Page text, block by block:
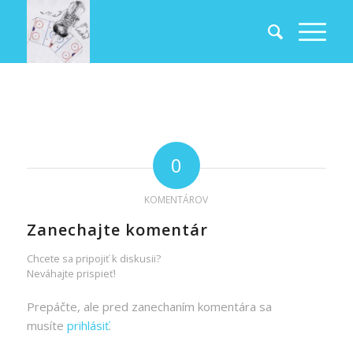
0
KOMENTÁROV
Zanechajte komentár
Chcete sa pripojiť k diskusii?
Neváhajte prispieť!
Prepáčte, ale pred zanechaním komentára sa
musíte prihlásiť.